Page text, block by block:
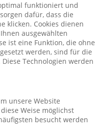
funktioniert und
dafür, dass die
klicken. Cookies dienen
ausgewählten
ist eine Funktion, die ohne
werden, sind für die
Technologien werden
unsere Website
Weise möglichst
besucht werden